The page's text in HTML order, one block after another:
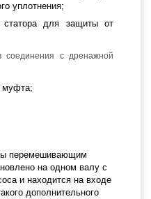
уплотнения;
для защиты от
соединения с дренажной
муфта;
перемешивающим
на одном валу с
и находится на входе
дополнительного